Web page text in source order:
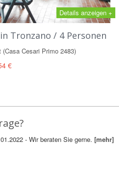
Details anzeigen +
Tronzano / 4 Personen
Cesari Primo 2483)
€
- Wir beraten Sie gerne.[mehr]